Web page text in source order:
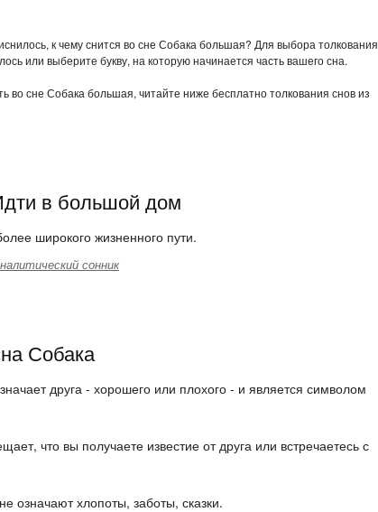
к чему снится во сне Собака большая? Для выбора толкования
или выберите букву, на которую начинается часть вашего сна.
во сне Собака большая, читайте ниже бесплатно толкования снов из
в большой дом
широкого жизненного пути.
сонник
Собака
друга - хорошего или плохого - и является символом
что вы получаете известие от друга или встречаетесь с
означают хлопоты, заботы, сказки.